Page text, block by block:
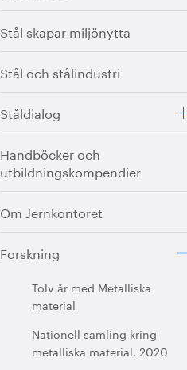
Stål skapar miljönytta
Stål och stålindustri
Ståldialog
Handböcker och
utbildningskompendier
Om Jernkontoret
Forskning
Tolv år med Metalliska
material
Nationell samling kring
metalliska material, 2020